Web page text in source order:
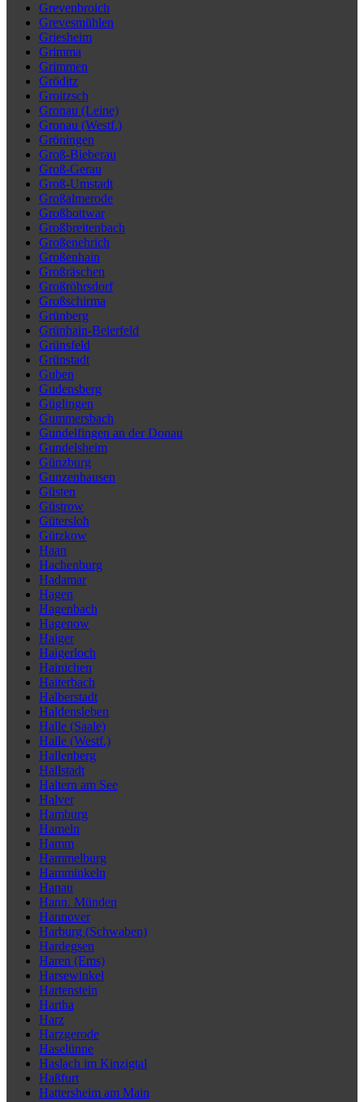
Grevenbroich
Grevesmühlen
Griesheim
Grimma
Grimmen
Gröditz
Groitzsch
Gronau (Leine)
Gronau (Westf.)
Gröningen
Groß-Bieberau
Groß-Gerau
Groß-Umstadt
Großalmerode
Großbottwar
Großbreitenbach
Großenehrich
Großenhain
Großräschen
Großröhrsdorf
Großschirma
Grünberg
Grünhain-Beierfeld
Grünsfeld
Grünstadt
Guben
Gudensberg
Güglingen
Gummersbach
Gundelfingen an der Donau
Gundelsheim
Günzburg
Gunzenhausen
Güsten
Güstrow
Gütersloh
Gützkow
Haan
Hachenburg
Hadamar
Hagen
Hagenbach
Hagenow
Haiger
Haigerloch
Hainichen
Haiterbach
Halberstadt
Haldensleben
Halle (Saale)
Halle (Westf.)
Hallenberg
Hallstadt
Haltern am See
Halver
Hamburg
Hameln
Hamm
Hammelburg
Hamminkeln
Hanau
Hann. Münden
Hannover
Harburg (Schwaben)
Hardegsen
Haren (Ems)
Harsewinkel
Hartenstein
Hartha
Harz
Harzgerode
Haselünne
Haslach im Kinzigtal
Haßfurt
Hattersheim am Main